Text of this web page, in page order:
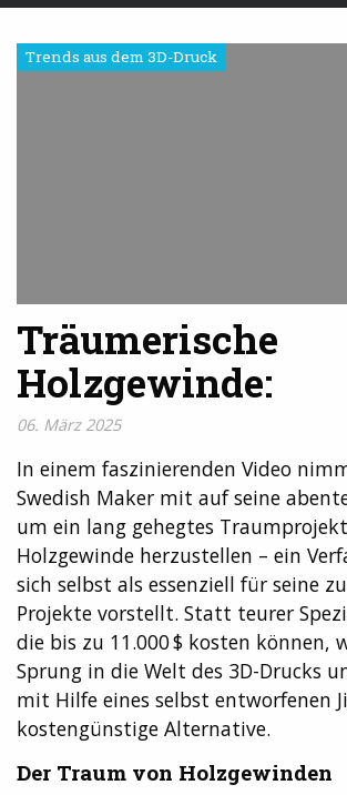
Trends aus dem 3D-Druck
Träumerische
Holzgewinde:
06. März 2025
In einem faszinierenden Video
Swedish Maker mit auf seine
um ein lang gehegtes
Holzgewinde herzustellen – ein
sich selbst als essenziell für seine
Projekte vorstellt. Statt teurer
die bis zu 11.000 $ kosten können,
Sprung in die Welt des 3D-Drucks
mit Hilfe eines selbst entworfenen
kostengünstige Alternative.
Der Traum von Holzgewinden